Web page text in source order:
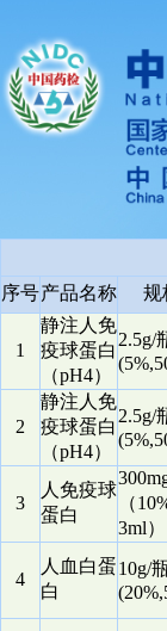
序号产品名称 规
1
静注人免
疫球蛋白
（pH4）
2.5g/
2
静注人免
疫球蛋白
（pH4）
2.5g/
3
人免疫球
蛋白
（
3ml）
4
人血白蛋
白
10g/